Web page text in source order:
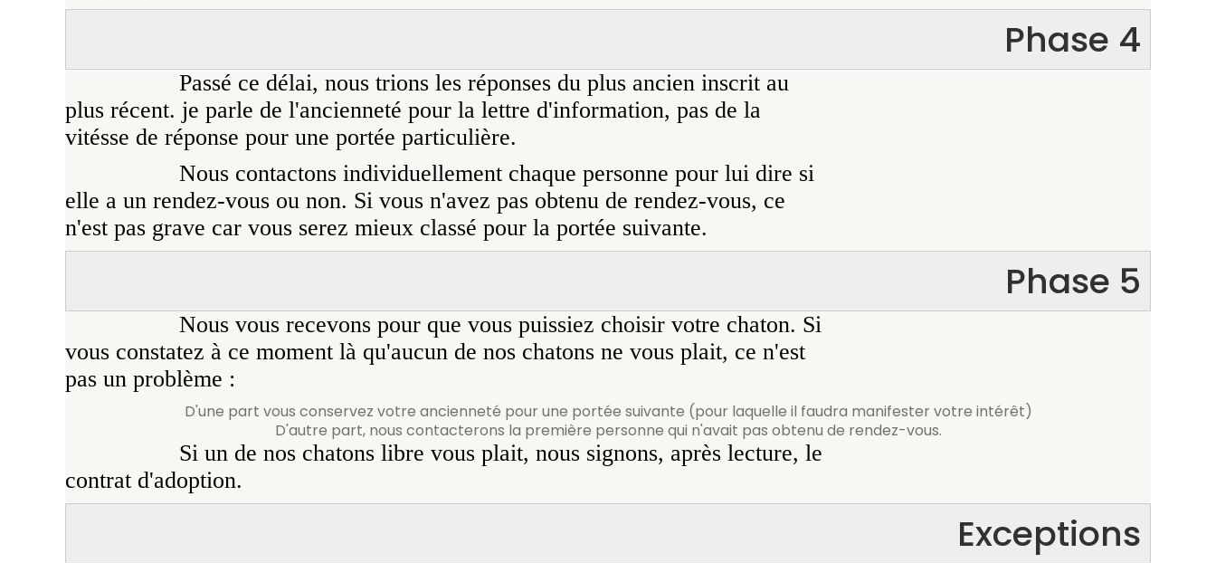
Phase 4
Passé ce délai, nous trions les réponses du plus ancien inscrit au
plus récent. je parle de l'ancienneté pour la lettre d'information, pas de la
vitésse de réponse pour une portée particulière.
Nous contactons individuellement chaque personne pour lui dire si
elle a un rendez-vous ou non. Si vous n'avez pas obtenu de rendez-vous, ce
n'est pas grave car vous serez mieux classé pour la portée suivante.
Phase 5
Nous vous recevons pour que vous puissiez choisir votre chaton. Si
vous constatez à ce moment là qu'aucun de nos chatons ne vous plait, ce n'est
pas un problème :
D'une part vous conservez votre ancienneté pour une portée suivante (pour laquelle il faudra manifester votre intérêt)
D'autre part, nous contacterons la première personne qui n'avait pas obtenu de rendez-vous.
Si un de nos chatons libre vous plait, nous signons, après lecture, le
contrat d'adoption.
Exceptions